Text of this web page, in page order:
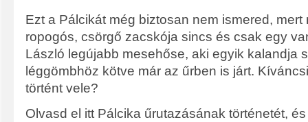
Ezt a Pálcikát még biztosan nem ismered, mert
ropogós, csörgő zacskója sincs és csak egy
László legújabb mesehőse, aki egyik kalandja
léggömbhöz kötve már az űrben is járt.
történt vele?
Olvasd el itt Pálcika űrutazásának történetét,